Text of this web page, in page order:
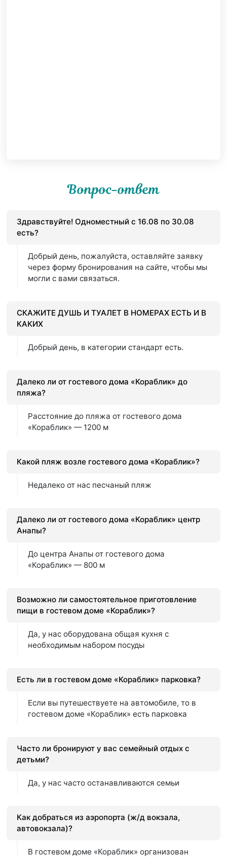
Вопрос-ответ
Здравствуйте! Одноместный с 16.08 по 30.08
есть?
Добрый день, пожалуйста, оставляйте заявку
через форму бронирования на сайте, чтобы мы
могли с вами связаться.
СКАЖИТЕ ДУШЬ И ТУАЛЕТ В НОМЕРАХ ЕСТЬ И В
КАКИХ
Добрый день, в категории стандарт есть.
Далеко ли от гостевого дома «Кораблик» до
пляжа?
Расстояние до пляжа от гостевого дома
«Кораблик» — 1200 м
Какой пляж возле гостевого дома «Кораблик»?
Недалеко от нас песчаный пляж
Далеко ли от гостевого дома «Кораблик» центр
Анапы?
До центра Анапы от гостевого дома
«Кораблик» — 800 м
Возможно ли самостоятельное приготовление
пищи в гостевом доме «Кораблик»?
Да, у нас оборудована общая кухня с
необходимым набором посуды
Есть ли в гостевом доме «Кораблик» парковка?
Если вы путешествуете на автомобиле, то в
гостевом доме «Кораблик» есть парковка
Часто ли бронируют у вас семейный отдых с
детьми?
Да, у нас часто останавливаются семьи
Как добраться из аэропорта (ж/д вокзала,
автовокзала)?
В гостевом доме «Кораблик» организован